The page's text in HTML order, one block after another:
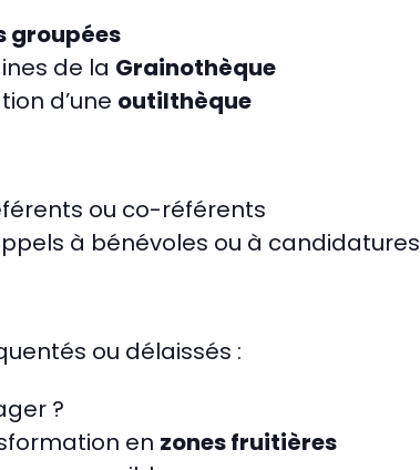
groupées
de la Grainothèque
d’une outilthèque
ou co-référents
à bénévoles ou à candidatures
ou délaissés :
?
en zones fruitières